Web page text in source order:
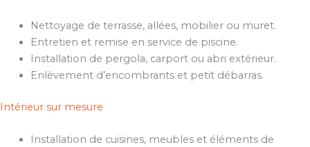
Nettoyage de terrasse, allées, mobilier ou muret.
Entretien et remise en service de piscine.
Installation de pergola, carport ou abri extérieur.
Enlèvement d’encombrants et petit débarras.
Intérieur sur mesure
Installation de cuisines, meubles et éléments de